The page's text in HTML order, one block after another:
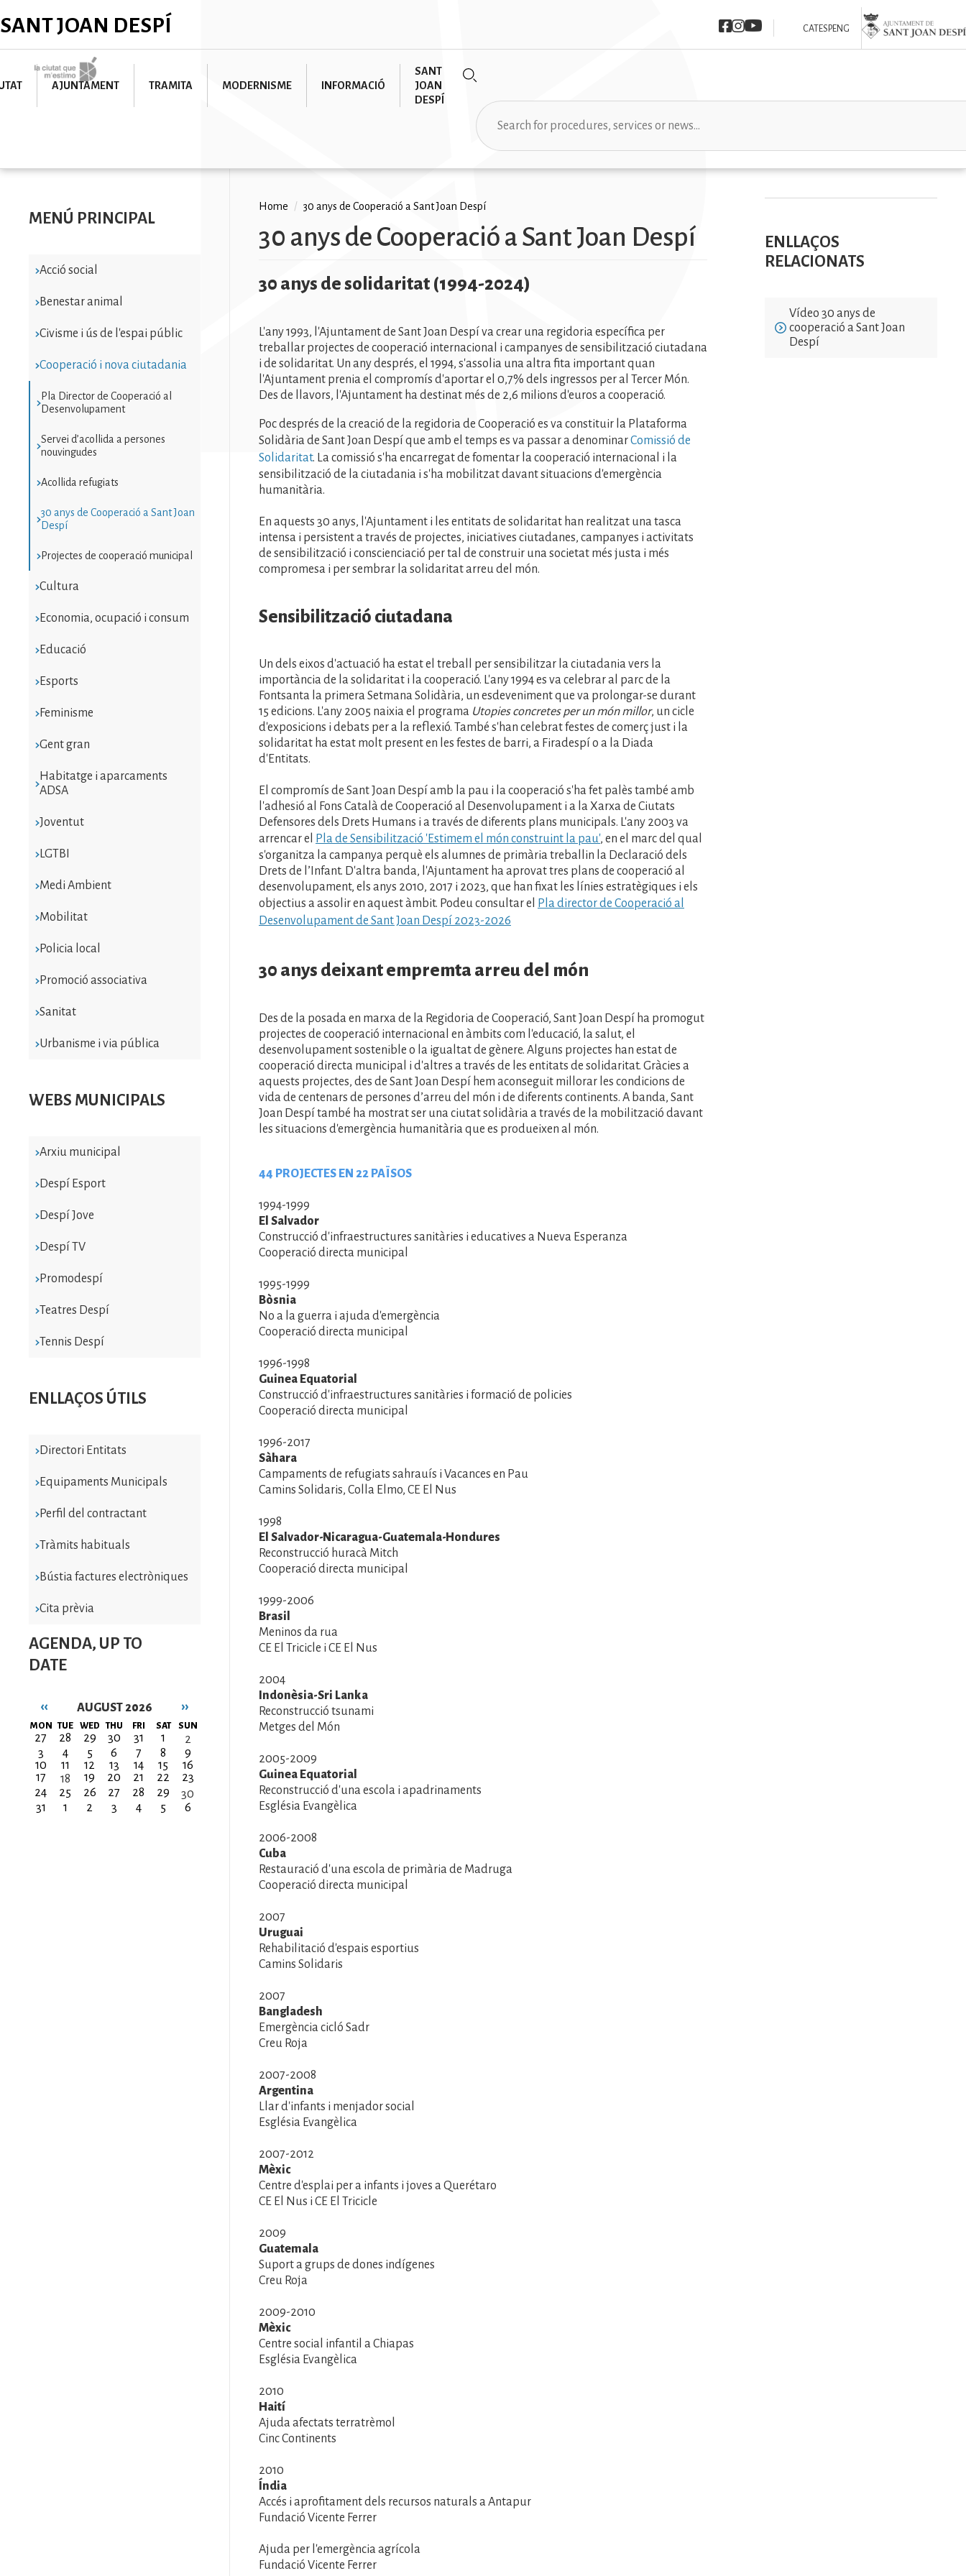
to
SANT JOAN DESPÍ Imatge
Imatge
Imatge CAT ESPENG
Imatge
Imatge
AJUNTAMENT TRAMITA MODERNISME INFORMACIÓ
SANT
JOAN
DESPÍ
Search
MENÚ PRINCIPAL
Acció social
Benestar animal
Civisme i ús de l'espai públic
Cooperació i nova ciutadania
Pla Director de Cooperació al
Desenvolupament
Servei d’acollida a persones
nouvingudes
Acollida refugiats
30 anys de Cooperació a Sant Joan
Despí
Projectes de cooperació municipal
Cultura
Economia, ocupació i consum
Educació
Esports
Feminisme
Gent gran
Habitatge i aparcaments
ADSA
Joventut
LGTBI
Medi Ambient
Mobilitat
Policia local
Promoció associativa
Sanitat
Urbanisme i via pública
WEBS MUNICIPALS
Arxiu municipal
Despí Esport
Despí Jove
Despí TV
Promodespí
Teatres Despí
Tennis Despí
ENLLAÇOS ÚTILS
Directori Entitats
Equipaments Municipals
Perfil del contractant
Tràmits habituals
Bústia factures electròniques
Cita prèvia
AGENDA, UP TO
DATE
AUGUST 2026
Pagination
‹‹ ››
MON TUE WED THU FRI SAT SUN
27 28 29 30 31 1
2
3
4 5 6 7 8
9
10
11 12 13 14 15
16
17
18 19 20 21 22
23
24
25 26 27 28 29
30
31
1 2 3 4 5 6
Breadcrumb
Home / 30 anys de Cooperació a Sant Joan Despí
30 anys de Cooperació a Sant Joan Despí
30 anys de solidaritat (1994-2024)
L'any 1993, l'Ajuntament de Sant Joan Despí va crear una regidoria específica per
treballar projectes de cooperació internacional i campanyes de sensibilització ciutadana
i de solidaritat. Un any després, el 1994, s'assolia una altra fita important quan
l'Ajuntament prenia el compromís d'aportar el 0,7% dels ingressos per al Tercer Món.
Des de llavors, l'Ajuntament ha destinat més de 2,6 milions d'euros a cooperació.
Poc després de la creació de la regidoria de Cooperació es va constituir la Plataforma
Solidària de Sant Joan Despí que amb el temps es va passar a denominarComissió de
Solidaritat. La comissió s'ha encarregat de fomentar la cooperació internacional i la
sensibilització de la ciutadania i s'ha mobilitzat davant situacions d'emergència
humanitària.
En aquests 30 anys, l'Ajuntament i les entitats de solidaritat han realitzat una tasca
intensa i persistent a través de projectes, iniciatives ciutadanes, campanyes i activitats
de sensibilització i conscienciació per tal de construir una societat més justa i més
compromesa i per sembrar la solidaritat arreu del món.
Sensibilització ciutadana
Un dels eixos d'actuació ha estat el treball per sensibilitzar la ciutadania vers la
importància de la solidaritat i la cooperació. L'any 1994 es va celebrar al parc de la
Fontsanta la primera Setmana Solidària, un esdeveniment que va prolongar-se durant
15 edicions. L'any 2005 naixia el programa Utopies concretes per un món millor, un cicle
d'exposicions i debats per a la reflexió. També s'han celebrat festes de comerç just i la
solidaritat ha estat molt present en les festes de barri, a Firadespí o a la Diada
d'Entitats.
El compromís de Sant Joan Despí amb la pau i la cooperació s'ha fet palès també amb
l'adhesió al Fons Català de Cooperació al Desenvolupament i a la Xarxa de Ciutats
Defensores dels Drets Humans i a través de diferents plans municipals. L'any 2003 va
arrencar el
Pla de Sensibilització 'Estimem el món construint la pau', en el marc del qual
s'organitza la campanya perquè els alumnes de primària treballin la Declaració dels
Drets de l’Infant. D'altra banda, l'Ajuntament ha aprovat tres plans de cooperació al
desenvolupament, els anys 2010, 2017 i 2023, que han fixat les línies estratègiques i els
objectius a assolir en aquest àmbit. Podeu consultar el
Pla director de Cooperació al
Desenvolupament de Sant Joan Despí 2023-2026
30 anys deixant empremta arreu del món
Des de la posada en marxa de la Regidoria de Cooperació, Sant Joan Despí ha promogut
projectes de cooperació internacional en àmbits com l'educació, la salut, el
desenvolupament sostenible o la igualtat de gènere. Alguns projectes han estat de
cooperació directa municipal i d'altres a través de les entitats de solidaritat. Gràcies a
aquests projectes, des de Sant Joan Despí hem aconseguit millorar les condicions de
vida de centenars de persones d’arreu del món i de diferents continents. A banda, Sant
Joan Despí també ha mostrat ser una ciutat solidària a través de la mobilització davant
les situacions d'emergència humanitària que es produeixen al món.
44 PROJECTES EN 22 PAÏSOS
1994-1999
El Salvador
Construcció d'infraestructures sanitàries i educatives a Nueva Esperanza
Cooperació directa municipal
1995-1999
Bòsnia
No a la guerra i ajuda d'emergència
Cooperació directa municipal
1996-1998
Guinea Equatorial
Construcció d'infraestructures sanitàries i formació de policies
Cooperació directa municipal
1996-2017
Sàhara
Campaments de refugiats sahrauís i Vacances en Pau
Camins Solidaris, Colla Elmo, CE El Nus
1998
El Salvador-Nicaragua-Guatemala-Hondures
Reconstrucció huracà Mitch
Cooperació directa municipal
1999-2006
Brasil
Meninos da rua
CE El Tricicle i CE El Nus
2004
Indonèsia-Sri Lanka
Reconstrucció tsunami
Metges del Món
2005-2009
Guinea Equatorial
Reconstrucció d'una escola i apadrinaments
Església Evangèlica
2006-2008
Cuba
Restauració d'una escola de primària de Madruga
Cooperació directa municipal
2007
Uruguai
Rehabilitació d'espais esportius
Camins Solidaris
2007
Bangladesh
Emergència cicló Sadr
Creu Roja
2007-2008
Argentina
Llar d'infants i menjador social
Església Evangèlica
2007-2012
Mèxic
Centre d'esplai per a infants i joves a Querétaro
CE El Nus i CE El Tricicle
2009
Guatemala
Suport a grups de dones indígenes
Creu Roja
2009-2010
Mèxic
Centre social infantil a Chiapas
Església Evangèlica
2010
Haití
Ajuda afectats terratrèmol
Cinc Continents
2010
Índia
Accés i aprofitament dels recursos naturals a Antapur
Fundació Vicente Ferrer
Ajuda per l'emergència agrícola
Fundació Vicente Ferrer
ENLLAÇOS
RELACIONATS
Vídeo 30 anys de
cooperació a Sant Joan
Despí